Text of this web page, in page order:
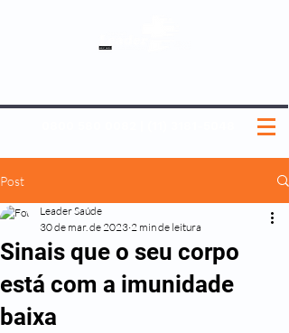
Post
Sinais que o seu corpo
está com a imunidade
baixa
Leader Saúde
30 de mar. de 2023 2 min de leitura